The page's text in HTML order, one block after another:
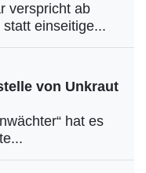
verspricht ab
einseitige...
von Unkraut
hat es